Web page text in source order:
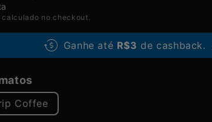
calculado no checkout.
Ganhe até R$3 de cashback.
Coffee